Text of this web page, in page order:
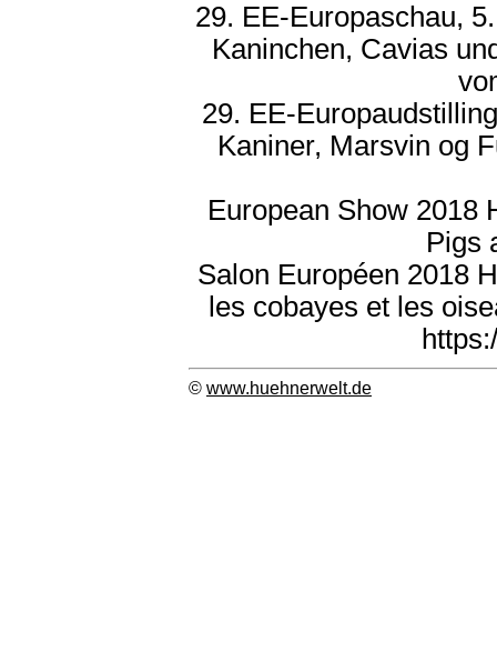
29. EE-Europaschau,
Kaninchen, Cavias
29. EE-
Kaniner, Marsvin og
European Show 2018
Pigs
Salon Européen 2018
les cobayes et les
© www.huehnerwelt.de